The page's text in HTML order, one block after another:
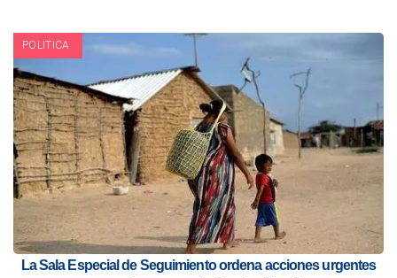
POLITICA
La Sala Especial de Seguimiento ordena acciones urgentes